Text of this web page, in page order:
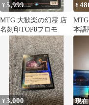
¥5,999
MTG 大歓楽の幻霊 店
名刻印TOP8プロモ
¥
本語
¥3,000 現在